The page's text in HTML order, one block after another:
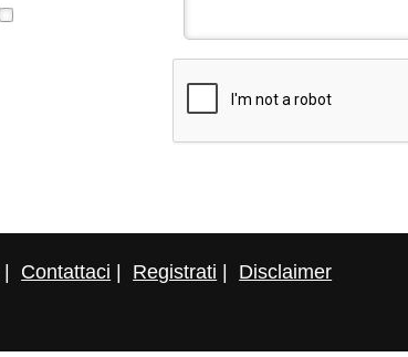
Contattaci Registrati Disclaimer